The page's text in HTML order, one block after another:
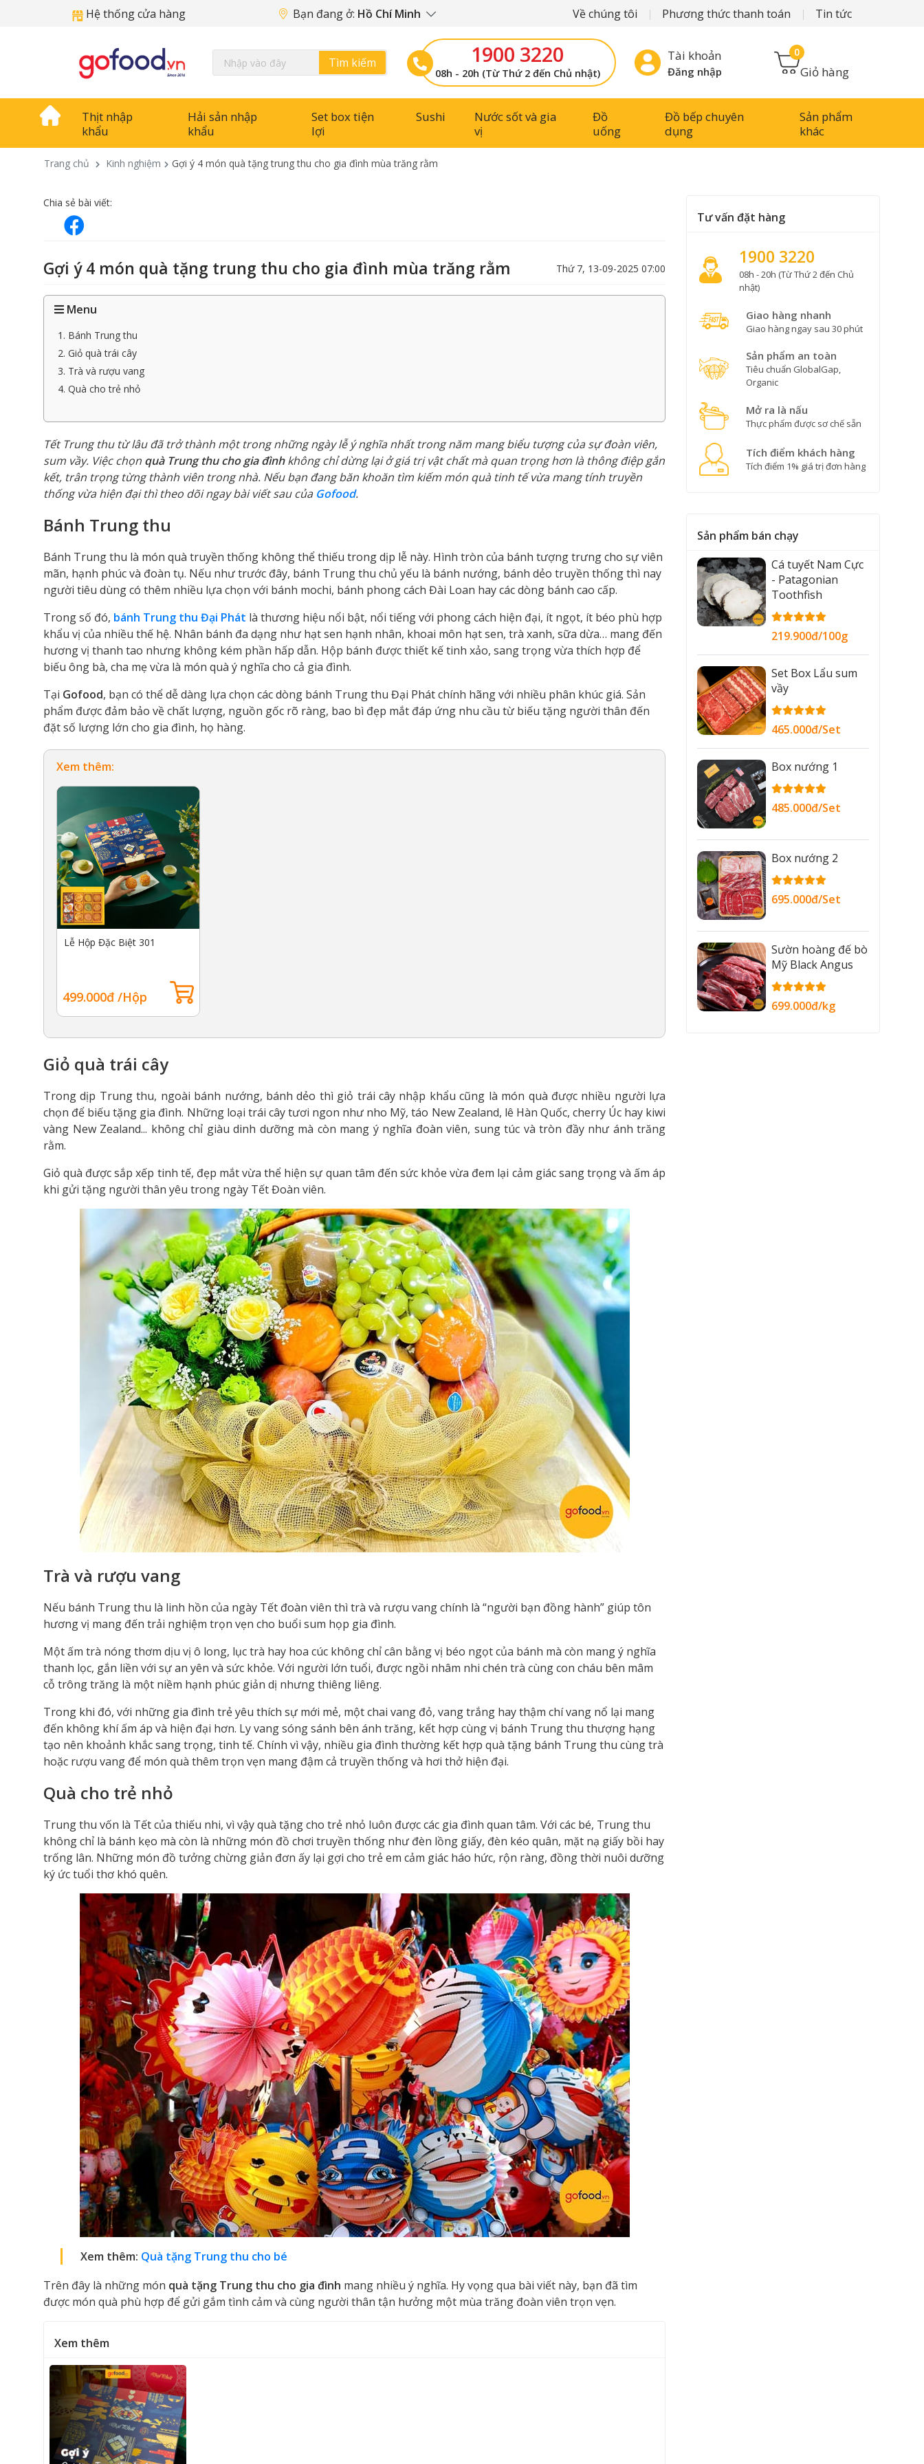
Hệ thống cửa hàng Bạn đang ở: Hồ Chí Minh Về chúng tôi Phương thức thanh toán Tin tức
Tìm kiếm 1900 3220
08h - 20h (Từ Thứ 2 đến Chủ nhật)
Tài khoản
Đăng nhập Giỏ hàng
0
Thịt nhập
khẩu
Hải sản nhập
khẩu
Set box tiện
lợi
Sushi
Nước sốt và gia
vị
Đồ
uống
Đồ bếp chuyên
dụng
Sản phẩm
khác
Trang chủ Kinh nghiệm Gợi ý 4 món quà tặng trung thu cho gia đình mùa trăng rằm
Chia sẻ bài viết:
Gợi ý 4 món quà tặng trung thu cho gia đình mùa trăng rằm Thứ 7, 13-09-2025 07:00
Menu
1. Bánh Trung thu
2. Giỏ quà trái cây
3. Trà và rượu vang
4. Quà cho trẻ nhỏ
Tết Trung thu từ lâu đã trở thành một trong những ngày lễ ý nghĩa nhất trong năm mang biểu tượng của sự đoàn viên,
sum vầy. Việc chọn quà Trung thu cho gia đìnhkhông chỉ dừng lại ở giá trị vật chất mà quan trọng hơn là thông điệp gắn
kết, trân trọng từng thành viên trong nhà. Nếu bạn đang băn khoăn tìm kiếm món quà tinh tế vừa mang tính truyền
thống vừa hiện đại thì theo dõi ngay bài viết sau của Gofood.
Bánh Trung thu
Bánh Trung thu là món quà truyền thống không thể thiếu trong dịp lễ này. Hình tròn của bánh tượng trưng cho sự viên
mãn, hạnh phúc và đoàn tụ. Nếu như trước đây, bánh Trung thu chủ yếu là bánh nướng, bánh dẻo truyền thống thì nay
người tiêu dùng có thêm nhiều lựa chọn với bánh mochi, bánh phong cách Đài Loan hay các dòng bánh cao cấp.
Trong số đó, bánh Trung thu Đại Phát là thương hiệu nổi bật, nổi tiếng với phong cách hiện đại, ít ngọt, ít béo phù hợp
khẩu vị của nhiều thế hệ. Nhân bánh đa dạng như hạt sen hạnh nhân, khoai môn hạt sen, trà xanh, sữa dừa… mang đến
hương vị thanh tao nhưng không kém phần hấp dẫn. Hộp bánh được thiết kế tinh xảo, sang trọng vừa thích hợp để
biếu ông bà, cha mẹ vừa là món quà ý nghĩa cho cả gia đình.
Tại Gofood, bạn có thể dễ dàng lựa chọn các dòng bánh Trung thu Đại Phát chính hãng với nhiều phân khúc giá. Sản
phẩm được đảm bảo về chất lượng, nguồn gốc rõ ràng, bao bì đẹp mắt đáp ứng nhu cầu từ biếu tặng người thân đến
đặt số lượng lớn cho gia đình, họ hàng.
Xem thêm:
Lễ Hộp Đặc Biệt 301
499.000đ /Hộp
Giỏ quà trái cây
Trong dịp Trung thu, ngoài bánh nướng, bánh dẻo thì giỏ trái cây nhập khẩu cũng là món quà được nhiều người lựa
chọn để biếu tặng gia đình. Những loại trái cây tươi ngon như nho Mỹ, táo New Zealand, lê Hàn Quốc, cherry Úc hay kiwi
vàng New Zealand... không chỉ giàu dinh dưỡng mà còn mang ý nghĩa đoàn viên, sung túc và tròn đầy như ánh trăng
rằm.
Giỏ quà được sắp xếp tinh tế, đẹp mắt vừa thể hiện sự quan tâm đến sức khỏe vừa đem lại cảm giác sang trọng và ấm áp
khi gửi tặng người thân yêu trong ngày Tết Đoàn viên.
Trà và rượu vang
Nếu bánh Trung thu là linh hồn của ngày Tết đoàn viên thì trà và rượu vang chính là “người bạn đồng hành” giúp tôn
hương vị mang đến trải nghiệm trọn vẹn cho buổi sum họp gia đình.
Một ấm trà nóng thơm dịu vị ô long, lục trà hay hoa cúc không chỉ cân bằng vị béo ngọt của bánh mà còn mang ý nghĩa
thanh lọc, gắn liền với sự an yên và sức khỏe. Với người lớn tuổi, được ngồi nhâm nhi chén trà cùng con cháu bên mâm
cỗ trông trăng là một niềm hạnh phúc giản dị nhưng thiêng liêng.
Trong khi đó, với những gia đình trẻ yêu thích sự mới mẻ, một chai vang đỏ, vang trắng hay thậm chí vang nổ lại mang
đến không khí ấm áp và hiện đại hơn. Ly vang sóng sánh bên ánh trăng, kết hợp cùng vị bánh Trung thu thượng hạng
tạo nên khoảnh khắc sang trọng, tinh tế. Chính vì vậy, nhiều gia đình thường kết hợp quà tặng bánh Trung thu cùng trà
hoặc rượu vang để món quà thêm trọn vẹn mang đậm cả truyền thống và hơi thở hiện đại.
Quà cho trẻ nhỏ
Trung thu vốn là Tết của thiếu nhi, vì vậy quà tặng cho trẻ nhỏ luôn được các gia đình quan tâm. Với các bé, Trung thu
không chỉ là bánh kẹo mà còn là những món đồ chơi truyền thống như đèn lồng giấy, đèn kéo quân, mặt nạ giấy bồi hay
trống lân. Những món đồ tưởng chừng giản đơn ấy lại gợi cho trẻ em cảm giác háo hức, rộn ràng, đồng thời nuôi dưỡng
ký ức tuổi thơ khó quên.
Xem thêm: Quà tặng Trung thu cho bé
Trên đây là những món quà tặng Trung thu cho gia đình mang nhiều ý nghĩa. Hy vọng qua bài viết này, bạn đã tìm
được món quà phù hợp để gửi gắm tình cảm và cùng người thân tận hưởng một mùa trăng đoàn viên trọn vẹn.
Xem thêm
Tư vấn đặt hàng
1900 3220
08h - 20h (Từ Thứ 2 đến Chủ
nhật)
Giao hàng nhanh
Giao hàng ngay sau 30 phút
Sản phẩm an toàn
Tiêu chuẩn GlobalGap,
Organic
Mở ra là nấu
Thực phẩm được sơ chế sẵn
Tích điểm khách hàng
Tích điểm 1% giá trị đơn hàng
Sản phẩm bán chạy
Cá tuyết Nam Cực
- Patagonian
Toothfish
219.900đ/100g
Set Box Lẩu sum
vầy
465.000đ/Set
Box nướng 1
485.000đ/Set
Box nướng 2
695.000đ/Set
Sườn hoàng đế bò
Mỹ Black Angus
699.000đ/kg